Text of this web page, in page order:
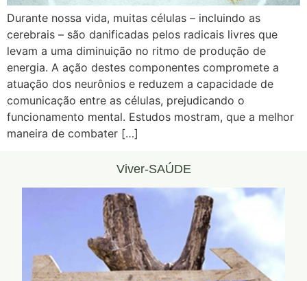
Durante nossa vida, muitas células – incluindo as
cerebrais – são danificadas pelos radicais livres que
levam a uma diminuição no ritmo de produção de
energia. A ação destes componentes compromete a
atuação dos neurônios e reduzem a capacidade de
comunicação entre as células, prejudicando o
funcionamento mental. Estudos mostram, que a melhor
maneira de combater […]
Viver-SAÚDE